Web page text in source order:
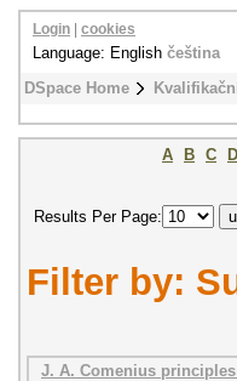
DSpace Home
Login cookies
Language: English čeština
A B C D
Results Per Page:
Filter by:
J. A. Comenius principles